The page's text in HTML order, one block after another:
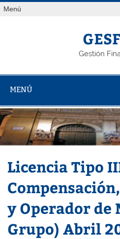
Saltar
alMenú
Gestión
MENÚ
Licencia Tipo
y Operador de
Grupo) Abril